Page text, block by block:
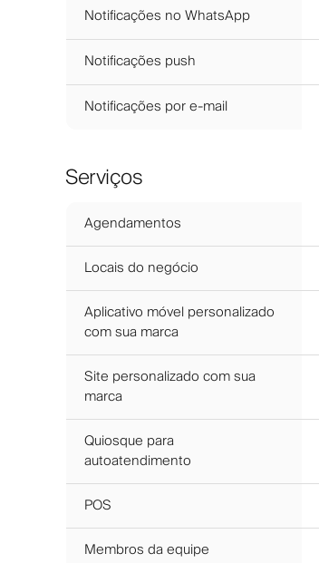
Notificações no WhatsApp
Notificações push
Notificações por e-mail
Serviços
Agendamentos
Locais do negócio
Aplicativo móvel personalizado
com sua marca
Site personalizado com sua
marca
Quiosque para
autoatendimento
POS
Membros da equipe